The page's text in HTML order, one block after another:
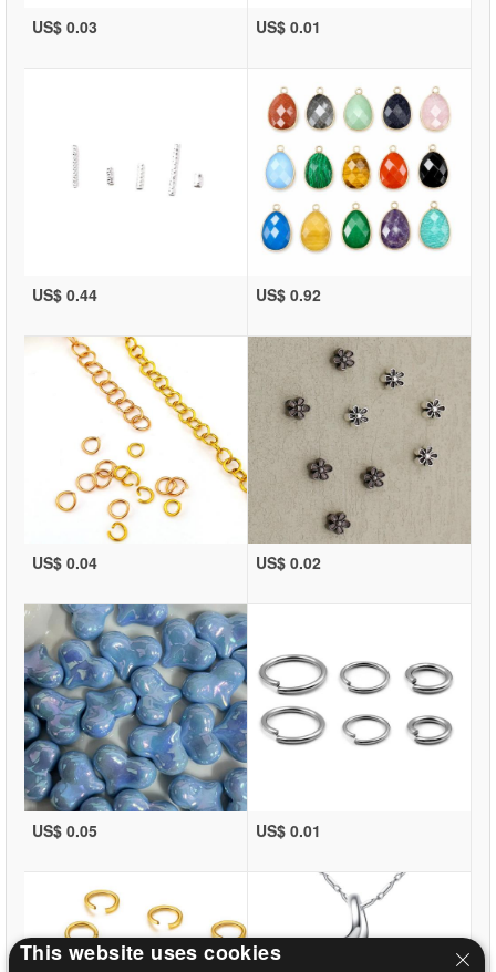
US$ 0.03 US$ 0.01
US$ 0.44 US$ 0.92
US$ 0.04 US$ 0.02
US$ 0.05 US$ 0.01
This website uses cookies